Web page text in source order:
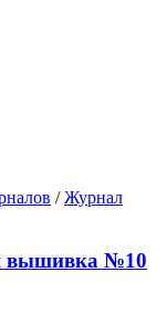
/Журнал
вышивка №10